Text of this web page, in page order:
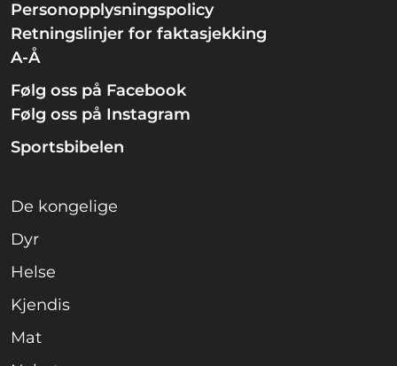
Personopplysningspolicy
Retningslinjer for faktasjekking
A-Å
Følg oss på Facebook
Følg oss på Instagram
Sportsbibelen
De kongelige
Dyr
Helse
Kjendis
Mat